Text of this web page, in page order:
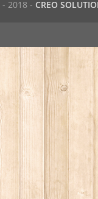
- 2018 - CREO